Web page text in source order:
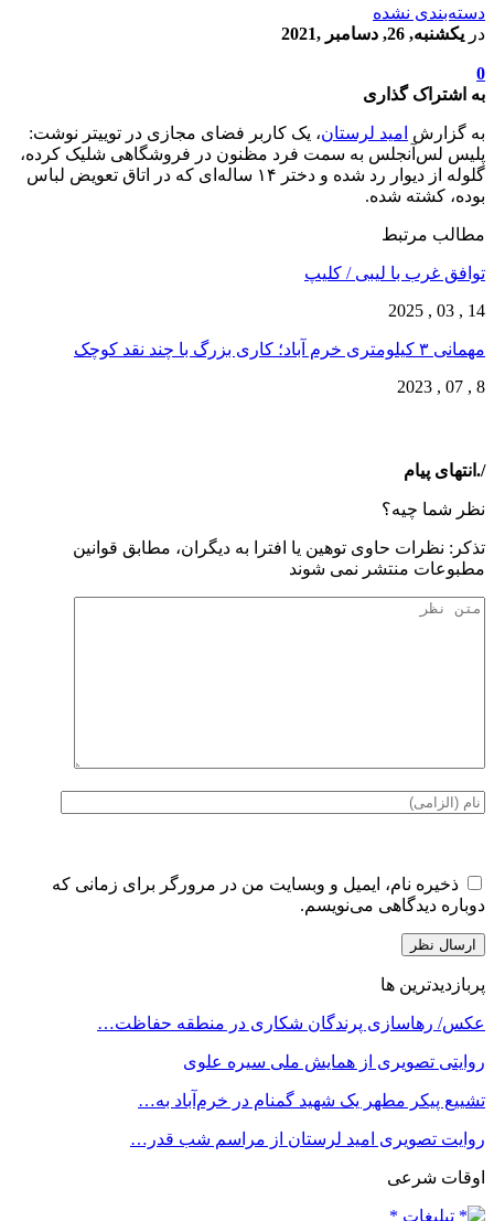
دسته‌بندی نشده
در یکشنبه, 26, دسامبر ,2021
0
به اشتراک گذاری
به گزارش امید لرستان، یک کاربر فضای مجازی در توییتر نوشت:
‏پلیس لس‌آنجلس به سمت فرد مظنون در فروشگاهی شلیک کرده،
گلوله از دیوار رد شده و دختر ۱۴ ساله‌ای که در اتاق تعویض لباس
بوده، کشته شده.
مطالب مرتبط
توافق غرب با لیبی / کلیپ
14 , 03 , 2025
مهمانی ۳ کیلومتری خرم آباد؛ کاری بزرگ با چند نقد کوچک
8 , 07 , 2023
/.انتهای پیام
نظر شما چیه؟
تذكر: نظرات حاوی توهين يا افترا به ديگران، مطابق قوانين
مطبوعات منتشر نمی شوند
ذخیره نام، ایمیل و وبسایت من در مرورگر برای زمانی که
دوباره دیدگاهی می‌نویسم.
پربازدیدترین ها
عکس/ رهاسازی پرندگان شکاری در منطقه حفاظت…
روایتی تصویری از همایش ملی سیره علوی
تشییع پیکر مطهر یک شهید گمنام در خرم‌آباد به…
روایت تصویری امید لرستان از مراسم شب قدر…
اوقات شرعی